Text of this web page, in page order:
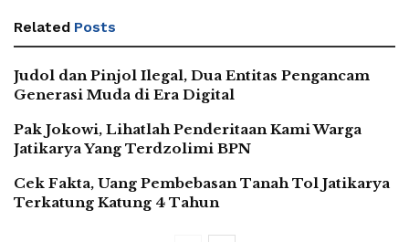
Related Posts
Judol dan Pinjol Ilegal, Dua Entitas Pengancam
Generasi Muda di Era Digital
Pak Jokowi, Lihatlah Penderitaan Kami Warga
Jatikarya Yang Terdzolimi BPN
Cek Fakta, Uang Pembebasan Tanah Tol Jatikarya
Terkatung Katung 4 Tahun